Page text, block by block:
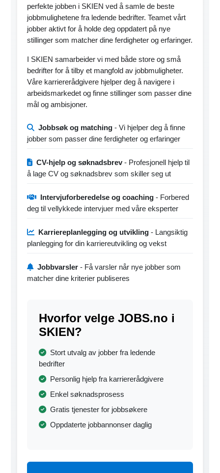
perfekte jobben i SKIEN ved å samle de beste
jobbmulighetene fra ledende bedrifter. Teamet vårt
jobber aktivt for å holde deg oppdatert på nye
stillinger som matcher dine ferdigheter og erfaringer.
I SKIEN samarbeider vi med både store og små
bedrifter for å tilby et mangfold av jobbmuligheter.
Våre karriererådgivere hjelper deg å navigere i
arbeidsmarkedet og finne stillinger som passer dine
mål og ambisjoner.
Jobbsøk og matching - Vi hjelper deg å finne
jobber som passer dine ferdigheter og erfaringer
CV-hjelp og søknadsbrev- Profesjonell hjelp til
å lage CV og søknadsbrev som skiller seg ut
Intervjuforberedelse og coaching - Forbered
deg til vellykkede intervjuer med våre eksperter
Karriereplanlegging og utvikling - Langsiktig
planlegging for din karriereutvikling og vekst
Jobbvarsler - Få varsler når nye jobber som
matcher dine kriterier publiseres
Hvorfor velge JOBS.no i
SKIEN?
Stort utvalg av jobber fra ledende
bedrifter
Personlig hjelp fra karriererådgivere
Enkel søknadsprosess
Gratis tjenester for jobbsøkere
Oppdaterte jobbannonser daglig